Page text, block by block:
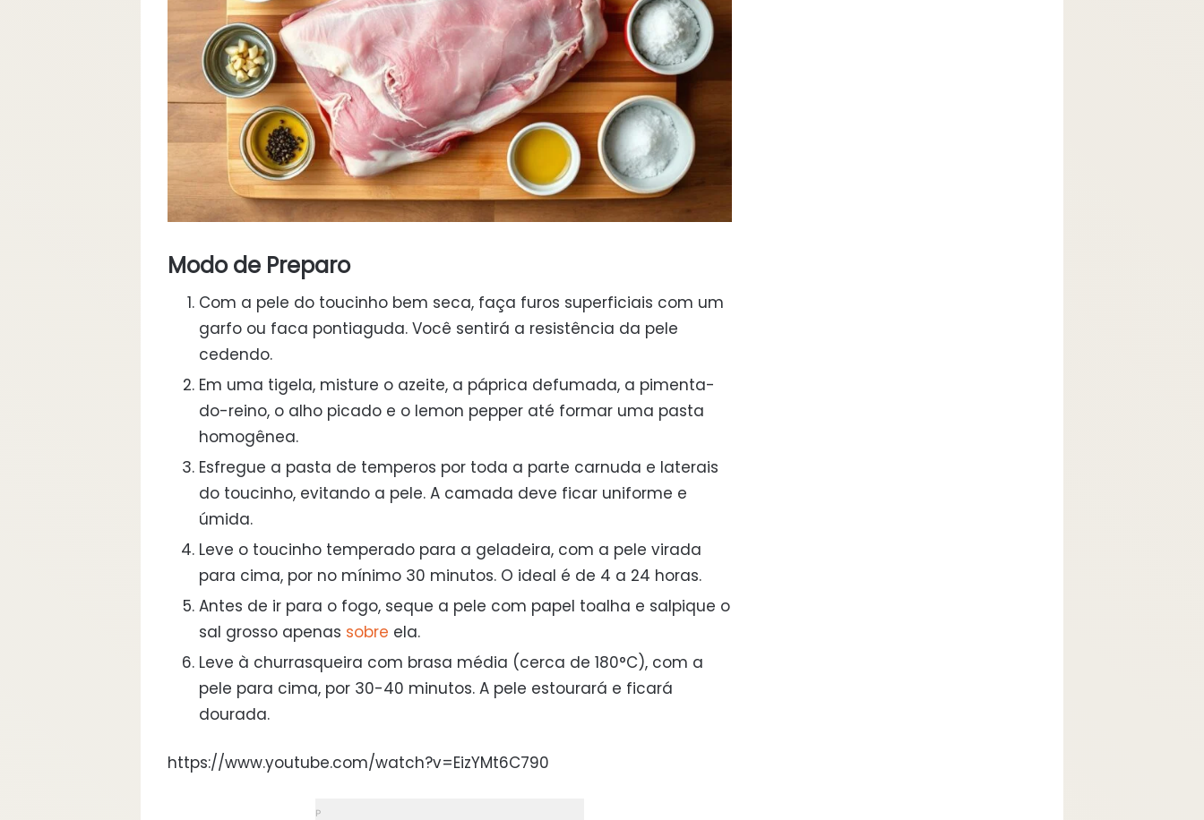
Modo de Preparo
Com a pele do toucinho bem seca, faça furos superficiais com um
garfo ou faca pontiaguda. Você sentirá a resistência da pele
cedendo.
Em uma tigela, misture o azeite, a páprica defumada, a pimenta-
do-reino, o alho picado e o lemon pepper até formar uma pasta
homogênea.
Esfregue a pasta de temperos por toda a parte carnuda e laterais
do toucinho, evitando a pele. A camada deve ficar uniforme e
úmida.
Leve o toucinho temperado para a geladeira, com a pele virada
para cima, por no mínimo 30 minutos. O ideal é de 4 a 24 horas.
Antes de ir para o fogo, seque a pele com papel toalha e salpique o
sal grosso apenas sobre ela.
Leve à churrasqueira com brasa média (cerca de 180°C), com a
pele para cima, por 30-40 minutos. A pele estourará e ficará
dourada.
https://www.youtube.com/watch?v=EizYMt6C790